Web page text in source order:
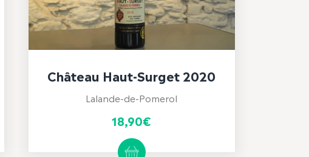
Château Haut-Surget 2020
Lalande-de-Pomerol
18,90€